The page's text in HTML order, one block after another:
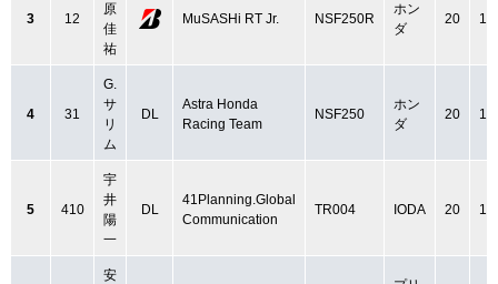
3 12
原
佳
祐
MuSASHi RT Jr. NSF250R
ホン
ダ
20
4 31
G.
サ
リ
ム
DL
Astra Honda
Racing Team
NSF250
ホン
ダ
20
5 410
宇
井
陽
一
DL
41Planning.Global
Communication
TR004 IODA 20
安